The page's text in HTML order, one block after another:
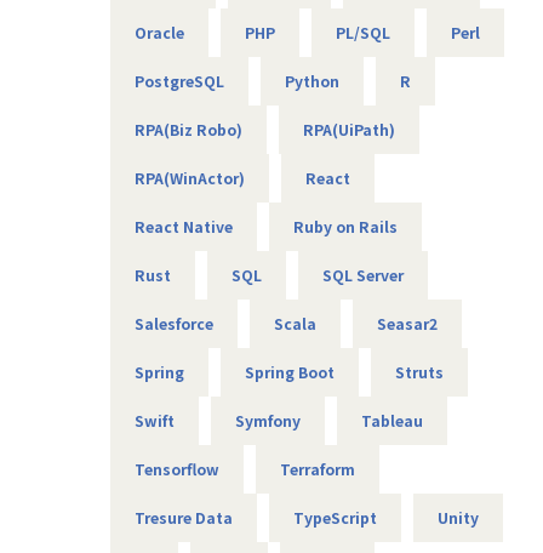
グループ企業からWEBシステム案件の依頼が多くなりつつあ
弊社としても本格的な案件化をするための増員での募集とな
グループ企業がクライアントのためコミュニケーションがと
魅力点となります。
弊社はワールドHDの1社になりクライアントはワールドHD
https://world-hd.co.jp/corporate/group/
★社員の働きやすさをとことん追求！★
◎フレックス制あり
◎年間休日125日＋平均有給取得日数18.5日
Oracle PHP PL/SQL Perl
PostgreSQL Python R
RPA(Biz Robo) RPA(UiPath)
RPA(WinActor) React
React Native Ruby on Rails
Rust SQL SQL Server
Salesforce Scala Seasar2
Spring Spring Boot Struts
Swift Symfony Tableau
Tensorflow Terraform
Tresure Data TypeScript Unity